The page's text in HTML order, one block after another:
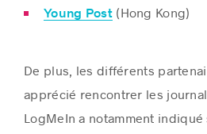
Young Post(Hong Kong)
De plus, les différents
apprécié rencontrer les
LogMeIn a notamment indiqué